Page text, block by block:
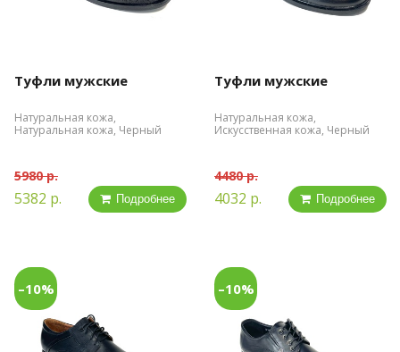
Туфли мужские
Натуральная кожа,
Натуральная кожа, Черный
5980 р.
5382 р. Подробнее
Туфли мужские
Натуральная кожа,
Искусственная кожа, Черный
4480 р.
4032 р. Подробнее
–10% –10%